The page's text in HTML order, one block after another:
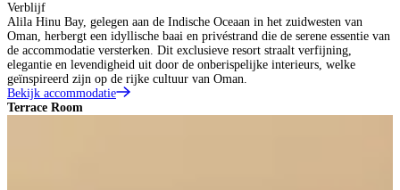
Verblijf
Alila Hinu Bay, gelegen aan de Indische Oceaan in het zuidwesten van
Oman, herbergt een idyllische baai en privéstrand die de serene essentie van
de accommodatie versterken. Dit exclusieve resort straalt verfijning,
elegantie en levendigheid uit door de onberispelijke interieurs, welke
geïnspireerd zijn op de rijke cultuur van Oman.
Bekijk accommodatie
Terrace Room